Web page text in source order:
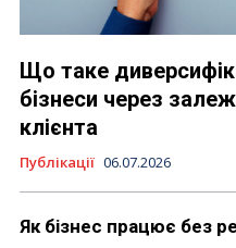
Що таке
бізнеси через
клієнта
Публікації 06.07.2026
Як бізнес працює без